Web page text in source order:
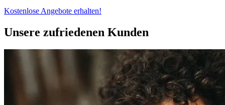
Kostenlose Angebote erhalten!
Unsere zufriedenen Kunden